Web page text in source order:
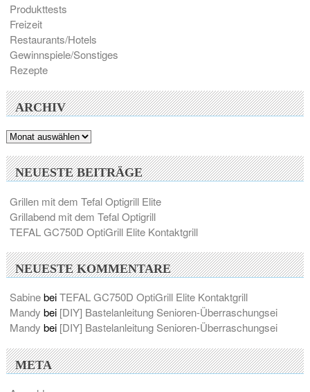
Produkttests
Freizeit
Restaurants/Hotels
Gewinnspiele/Sonstiges
Rezepte
ARCHIV
Archiv
NEUESTE BEITRÄGE
Grillen mit dem Tefal Optigrill Elite
Grillabend mit dem Tefal Optigrill
TEFAL GC750D OptiGrill Elite Kontaktgrill
NEUESTE KOMMENTARE
SabinebeiTEFAL GC750D OptiGrill Elite Kontaktgrill
Mandy bei [DIY] Bastelanleitung Senioren-Überraschungsei
Mandy bei [DIY] Bastelanleitung Senioren-Überraschungsei
META